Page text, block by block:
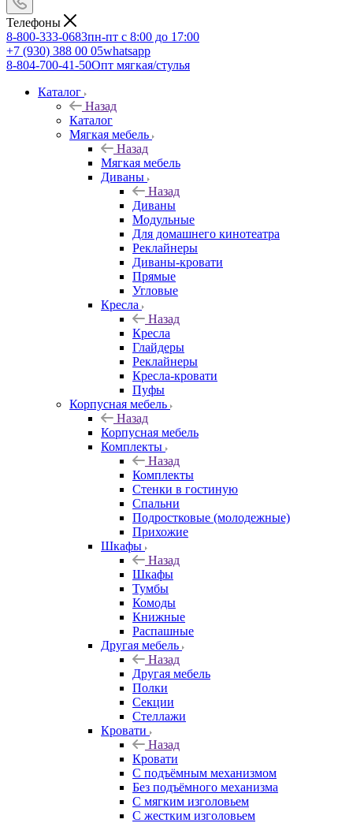
Телефоны
8-800-333-0683пн-пт с 8:00 до 17:00
+7 (930) 388 00 05whatsapp
8-804-700-41-50Опт мягкая/стулья
Каталог
Назад
Каталог
Мягкая мебель
Назад
Мягкая мебель
Диваны
Назад
Диваны
Модульные
Для домашнего кинотеатра
Реклайнеры
Диваны-кровати
Прямые
Угловые
Кресла
Назад
Кресла
Глайдеры
Реклайнеры
Кресла-кровати
Пуфы
Корпусная мебель
Назад
Корпусная мебель
Комплекты
Назад
Комплекты
Стенки в гостиную
Спальни
Подростковые (молодежные)
Прихожие
Шкафы
Назад
Шкафы
Тумбы
Комоды
Книжные
Распашные
Другая мебель
Назад
Другая мебель
Полки
Секции
Стеллажи
Кровати
Назад
Кровати
С подъёмным механизмом
Без подъёмного механизма
С мягким изголовьем
С жестким изголовьем